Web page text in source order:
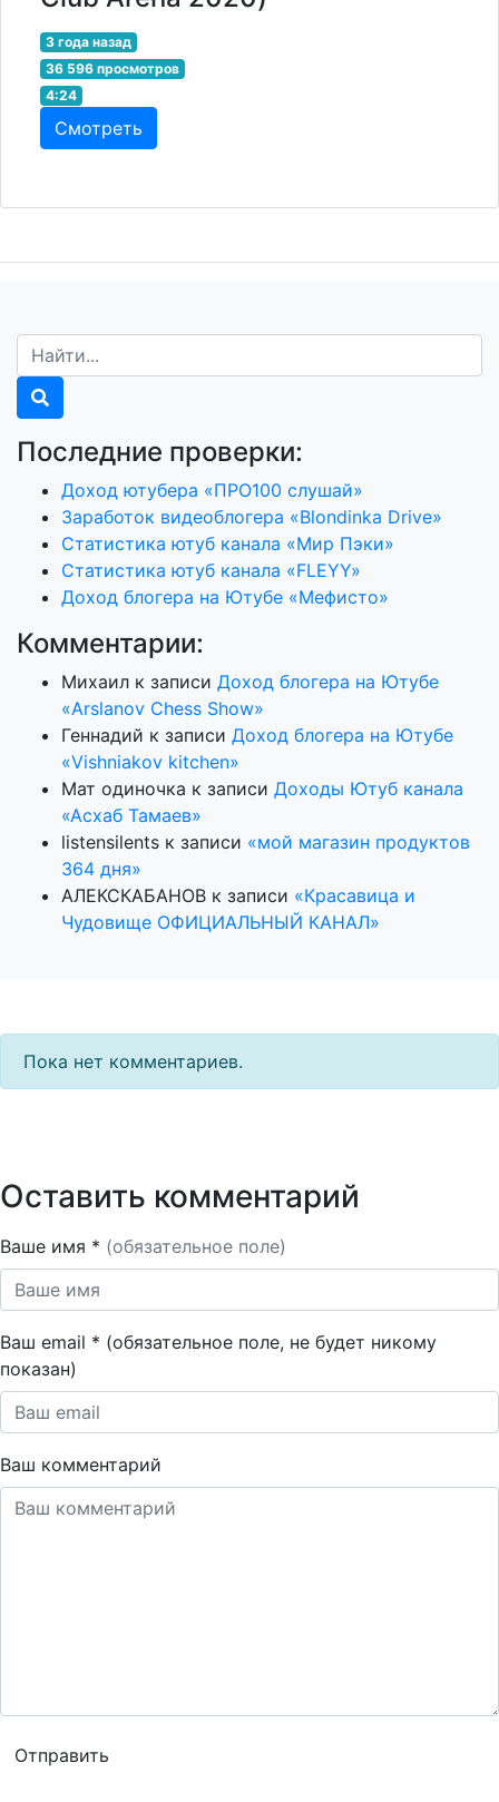
3 года назад
36 596 просмотров
4:24
Смотреть
Последние проверки:
Доход ютубера «ПРО100 слушай»
Заработок видеоблогера «Blondinka Drive»
Статистика ютуб канала «Мир Пэки»
Статистика ютуб канала «FLEYY»
Доход блогера на Ютубе «Мефисто»
Комментарии:
Михаил к записи Доход блогера на Ютубе
«Arslanov Chess Show»
Геннадий к записи Доход блогера на Ютубе
«Vishniakov kitchen»
Мат одиночка к записи Доходы Ютуб канала
«Асхаб Тамаев»
listensilents к записи «мой магазин продуктов
364 дня»
АЛЕКСКАБАНОВ к записи «Красавица и
Чудовище ОФИЦИАЛЬНЫЙ КАНАЛ»
Пока нет комментариев.
Оставить комментарий
Ваше имя * (обязательное поле)
Ваш email * (обязательное поле, не будет никому
показан)
Ваш комментарий